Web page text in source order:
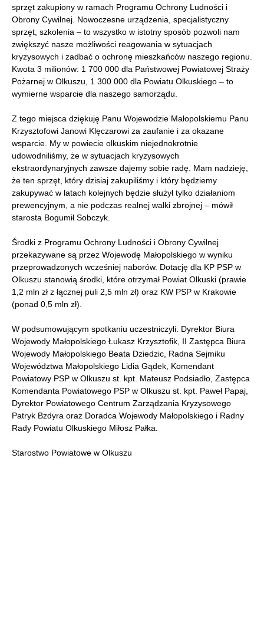
sprzęt zakupiony w ramach Programu Ochrony Ludności i
Obrony Cywilnej. Nowoczesne urządzenia, specjalistyczny
sprzęt, szkolenia – to wszystko w istotny sposób pozwoli nam
zwiększyć nasze możliwości reagowania w sytuacjach
kryzysowych i zadbać o ochronę mieszkańców naszego regionu.
Kwota 3 milionów: 1 700 000 dla Państwowej Powiatowej Straży
Pożarnej w Olkuszu, 1 300 000 dla Powiatu Olkuskiego – to
wymierne wsparcie dla naszego samorządu.
Z tego miejsca dziękuję Panu Wojewodzie Małopolskiemu Panu
Krzysztofowi Janowi Klęczarowi za zaufanie i za okazane
wsparcie. My w powiecie olkuskim niejednokrotnie
udowodniliśmy, że w sytuacjach kryzysowych
ekstraordynaryjnych zawsze dajemy sobie radę. Mam nadzieję,
że ten sprzęt, który dzisiaj zakupiliśmy i który będziemy
zakupywać w latach kolejnych będzie służył tylko działaniom
prewencyjnym, a nie podczas realnej walki zbrojnej – mówił
starosta Bogumił Sobczyk.
Środki z Programu Ochrony Ludności i Obrony Cywilnej
przekazywane są przez Wojewodę Małopolskiego w wyniku
przeprowadzonych wcześniej naborów. Dotację dla KP PSP w
Olkuszu stanowią środki, które otrzymał Powiat Olkuski (prawie
1,2 mln zł z łącznej puli 2,5 mln zł) oraz KW PSP w Krakowie
(ponad 0,5 mln zł).
W podsumowującym spotkaniu uczestniczyli: Dyrektor Biura
Wojewody Małopolskiego Łukasz Krzysztofik, II Zastępca Biura
Wojewody Małopolskiego Beata Dziedzic, Radna Sejmiku
Województwa Małopolskiego Lidia Gądek, Komendant
Powiatowy PSP w Olkuszu st. kpt. Mateusz Podsiadło, Zastępca
Komendanta Powiatowego PSP w Olkuszu st. kpt. Paweł Papaj,
Dyrektor Powiatowego Centrum Zarządzania Kryzysowego
Patryk Bzdyra oraz Doradca Wojewody Małopolskiego i Radny
Rady Powiatu Olkuskiego Miłosz Pałka.
Starostwo Powiatowe w Olkuszu